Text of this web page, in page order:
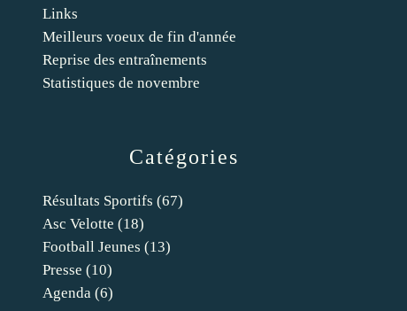
Catégories
Résultats Sportifs (67)
Asc Velotte (18)
Football Jeunes (13)
Presse (10)
Agenda (6)
Links
Meilleurs voeux de fin d'année
Reprise des entraînements
Statistiques de novembre